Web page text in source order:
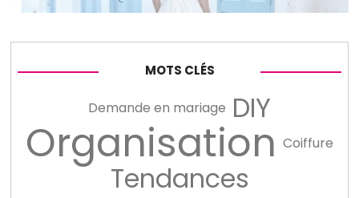
MOTS CLÉS
Demande en mariage DIY
Organisation Coiffure
Tendances